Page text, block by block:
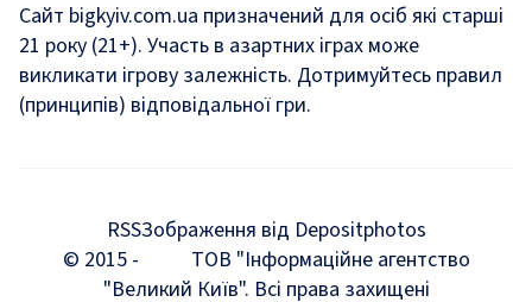
Комуналка
Хроніки війни
Мегаполіс
Київщина
Сайт bigkyiv.com.ua призначений для осіб які старші
21 року (21+). Участь в азартних іграх може
викликати ігрову залежність. Дотримуйтесь правил
(принципів) відповідальної гри.
RSSЗображення від Depositphotos
© 2015 -
ТОВ "Інформаційне агентство
"Великий Київ". Всі права захищені